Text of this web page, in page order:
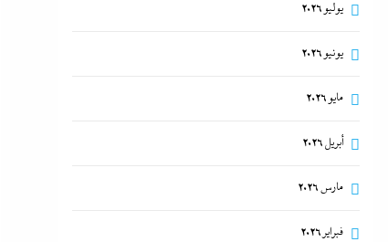
يوليو 2026
يونيو 2026
مايو 2026
أبريل 2026
مارس 2026
فبراير 2026